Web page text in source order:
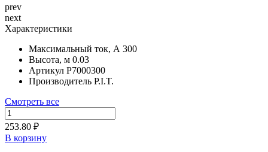
prev
next
Характеристики
Максимальный ток, А 300
Высота, м 0.03
Артикул P7000300
Производитель P.I.T.
Смотреть все
253.80 ₽
В корзину